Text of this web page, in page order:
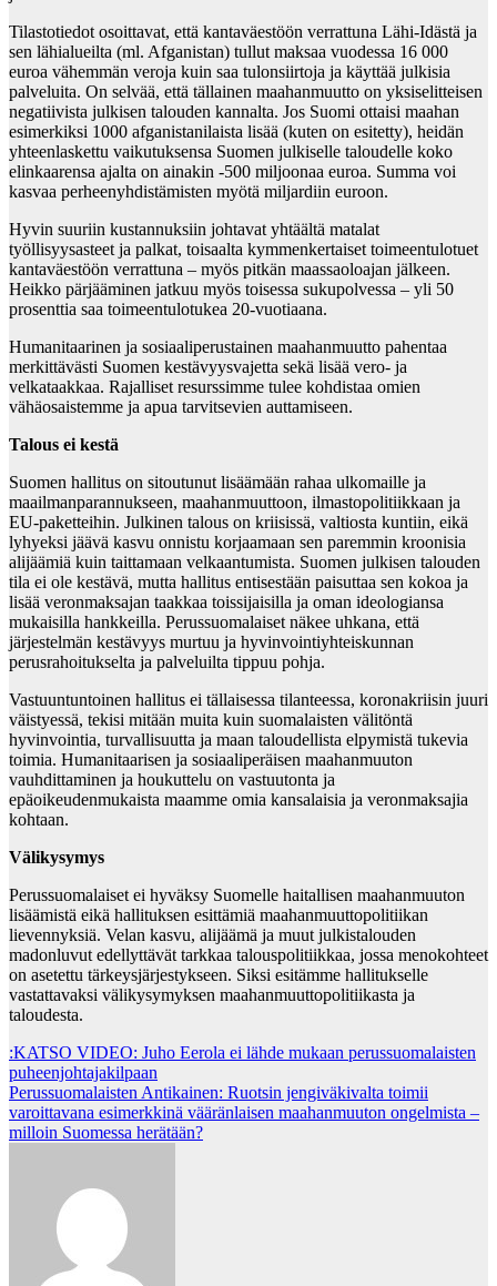
Tilastotiedot osoittavat, että kantaväestöön verrattuna Lähi-Idästä ja
sen lähialueilta (ml. Afganistan) tullut maksaa vuodessa 16 000
euroa vähemmän veroja kuin saa tulonsiirtoja ja käyttää julkisia
palveluita. On selvää, että tällainen maahanmuutto on yksiselitteisen
negatiivista julkisen talouden kannalta. Jos Suomi ottaisi maahan
esimerkiksi 1000 afganistanilaista lisää (kuten on esitetty), heidän
yhteenlaskettu vaikutuksensa Suomen julkiselle taloudelle koko
elinkaarensa ajalta on ainakin -500 miljoonaa euroa. Summa voi
kasvaa perheenyhdistämisten myötä miljardiin euroon.
Hyvin suuriin kustannuksiin johtavat yhtäältä matalat
työllisyysasteet ja palkat, toisaalta kymmenkertaiset toimeentulotuet
kantaväestöön verrattuna – myös pitkän maassaoloajan jälkeen.
Heikko pärjääminen jatkuu myös toisessa sukupolvessa – yli 50
prosenttia saa toimeentulotukea 20-vuotiaana.
Humanitaarinen ja sosiaaliperustainen maahanmuutto pahentaa
merkittävästi Suomen kestävyysvajetta sekä lisää vero- ja
velkataakkaa. Rajalliset resurssimme tulee kohdistaa omien
vähäosaistemme ja apua tarvitsevien auttamiseen.
Talous ei kestä
Suomen hallitus on sitoutunut lisäämään rahaa ulkomaille ja
maailmanparannukseen, maahanmuuttoon, ilmastopolitiikkaan ja
EU-paketteihin. Julkinen talous on kriisissä, valtiosta kuntiin, eikä
lyhyeksi jäävä kasvu onnistu korjaamaan sen paremmin kroonisia
alijäämiä kuin taittamaan velkaantumista. Suomen julkisen talouden
tila ei ole kestävä, mutta hallitus entisestään paisuttaa sen kokoa ja
lisää veronmaksajan taakkaa toissijaisilla ja oman ideologiansa
mukaisilla hankkeilla. Perussuomalaiset näkee uhkana, että
järjestelmän kestävyys murtuu ja hyvinvointiyhteiskunnan
perusrahoitukselta ja palveluilta tippuu pohja.
Vastuuntuntoinen hallitus ei tällaisessa tilanteessa, koronakriisin juuri
väistyessä, tekisi mitään muita kuin suomalaisten välitöntä
hyvinvointia, turvallisuutta ja maan taloudellista elpymistä tukevia
toimia. Humanitaarisen ja sosiaaliperäisen maahanmuuton
vauhdittaminen ja houkuttelu on vastuutonta ja
epäoikeudenmukaista maamme omia kansalaisia ja veronmaksajia
kohtaan.
Välikysymys
Perussuomalaiset ei hyväksy Suomelle haitallisen maahanmuuton
lisäämistä eikä hallituksen esittämiä maahanmuuttopolitiikan
lievennyksiä. Velan kasvu, alijäämä ja muut julkistalouden
madonluvut edellyttävät tarkkaa talouspolitiikkaa, jossa menokohteet
on asetettu tärkeysjärjestykseen. Siksi esitämme hallitukselle
vastattavaksi välikysymyksen maahanmuuttopolitiikasta ja
taloudesta.
Post
navigation
:KATSO VIDEO: Juho Eerola ei lähde mukaan perussuomalaisten
puheenjohtajakilpaan
Perussuomalaisten Antikainen: Ruotsin jengiväkivalta toimii
varoittavana esimerkkinä vääränlaisen maahanmuuton ongelmista –
milloin Suomessa herätään?